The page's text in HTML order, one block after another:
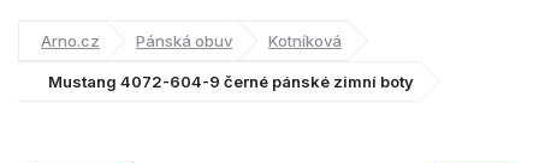
Arno.cz Pánská obuv Kotníková
Mustang 4072-604-9 černé pánské zimní boty